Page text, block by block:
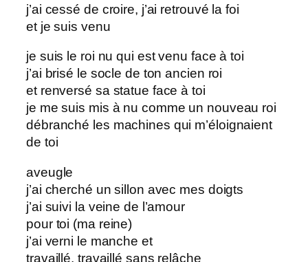
j’ai cessé de croire, j’ai retrouvé la foi
et je suis venu
je suis le roi nu qui est venu face à toi
j’ai brisé le socle de ton ancien roi
et renversé sa statue face à toi
je me suis mis à nu comme un nouveau roi
débranché les machines qui m’éloignaient
de toi
aveugle
j’ai cherché un sillon avec mes doigts
j’ai suivi la veine de l’amour
pour toi (ma reine)
j’ai verni le manche et
travaillé, travaillé sans relâche